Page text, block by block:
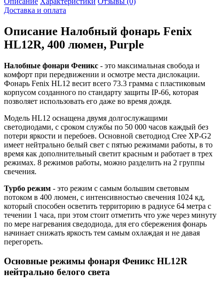
Доставка и оплата
Описание Налобный фонарь Fenix
HL12R, 400 люмен, Purple
Налобные фонари Феникс - это максимальная свобода и
комфорт при передвижении и осмотре места дислокации.
Фонарь Fenix HL12 весит всего 73.3 грамма с пластиковым
корпусом созданного по стандарту защиты IP-66, которая
позволяет использовать его даже во время дождя.
Модель HL12 оснащена двумя долгослужащими
светодиодами, с сроком службы по 50 000 часов каждый без
потери яркости и перебоев. Основной светодиод Cree XP-G2
имеет нейтрально белый свет с пятью режимами работы, в то
время как дополнительный светит красным и работает в трех
режимах. 8 режимов работы, можно разделить на 2 группы
свечения.
Турбо режим - это режим с самым большим световым
потоком в 400 люмен, с интенсивностью свечения 1024 кд,
который способен осветить территорию в радиусе 64 метра с
течении 1 часа, при этом стоит отметить что уже через минуту
по мере нагревания сведодиода, для его сбережения фонарь
начинает снижать яркость тем самым охлаждая и не давая
перегореть.
Основные режимы фонаря Феникс HL12R
нейтрально белого света